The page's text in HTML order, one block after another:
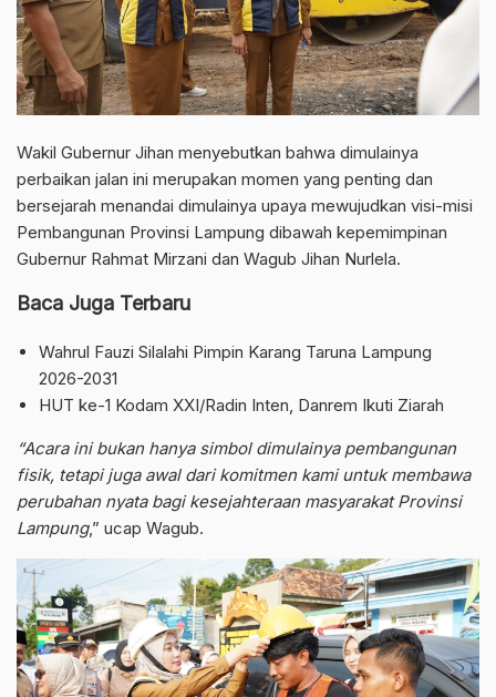
Wakil Gubernur Jihan menyebutkan bahwa dimulainya
perbaikan jalan ini merupakan momen yang penting dan
bersejarah menandai dimulainya upaya mewujudkan visi-misi
Pembangunan Provinsi Lampung dibawah kepemimpinan
Gubernur Rahmat Mirzani dan Wagub Jihan Nurlela.
Baca Juga Terbaru
Wahrul Fauzi Silalahi Pimpin Karang Taruna Lampung
2026-2031
HUT ke-1 Kodam XXI/Radin Inten, Danrem Ikuti Ziarah
“Acara ini bukan hanya simbol dimulainya pembangunan
fisik, tetapi juga awal dari komitmen kami untuk membawa
perubahan nyata bagi kesejahteraan masyarakat Provinsi
Lampung,” ucap Wagub.